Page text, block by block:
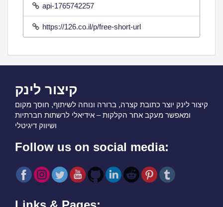
api-1765742257
https://126.co.il/p/free-short-url
קיצור לינק
קיצור לינק יוצר כתובת קצרה, ברורה ונוחה לשיתוף, חוסך מקום
ומאפשר מעקב אחר הקלקות – אידיאלי לרשתות חברתיות
ושיווק דיגיטלי
Follow us on social media: